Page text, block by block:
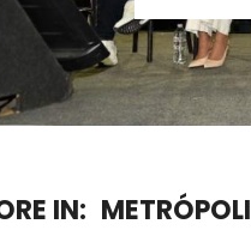
IN: METRÓPOLI